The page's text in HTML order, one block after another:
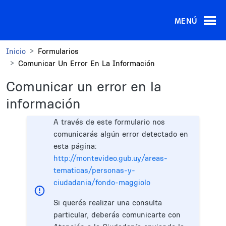
MENÚ
Inicio
Formularios
Comunicar Un Error En La Información
Comunicar un error en la
información
A través de este formulario nos
comunicarás algún error detectado en
esta página:
http://montevideo.gub.uy/areas-
tematicas/personas-y-
ciudadania/fondo-maggiolo
Si querés realizar una consulta
particular, deberás comunicarte con